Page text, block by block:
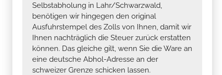
Selbstabholung in Lahr/Schwarzwald,
benötigen wir hingegen den original
Ausfuhrstempel des Zolls von Ihnen, damit wir
Ihnen nachträglich die Steuer zurück erstatten
können. Das gleiche gilt, wenn Sie die Ware an
eine deutsche Abhol-Adresse an der
schweizer Grenze schicken lassen.